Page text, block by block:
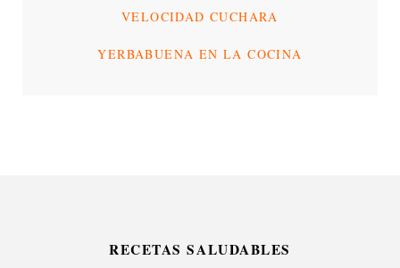
VELOCIDAD CUCHARA
YERBABUENA EN LA COCINA
RECETAS SALUDABLES